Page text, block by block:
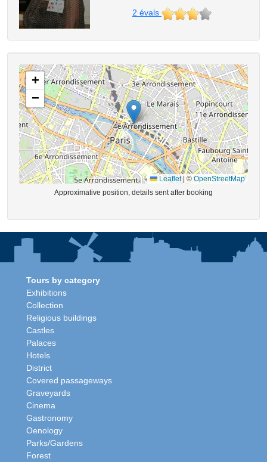
2 évals
+
−
Leaflet | ©OpenStreetMap
Approximative position, details sent after booking
Tours by category
Exhibitions
Collection
Religious buildings
Castles
Palaces
Hotels
District
Covered passageways
Graveyards
Cinema
Gastronomy
Oenology
Parks/Gardens
Forest